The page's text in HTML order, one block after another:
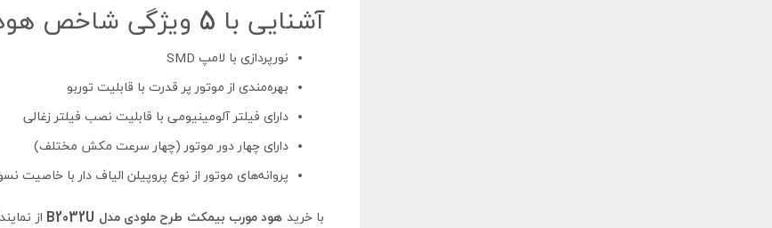
آشنایی با 5 ویژگی‌ شاخص هودهای بیمکث
نورپردازی با لامپ SMD
بهره‌مندی از موتور پر قدرت با قابلیت توربو
دارای فیلتر آلومینیومی با قابلیت نصب فیلتر زغالی
دارای چهار دور موتور (چهار سرعت مکش مختلف)
پروانه‌های موتور از نوع پروپیلن الیاف دار با خاصیت
با خرید هود مورب بیمکث طرح ملودی مدل B2032U از